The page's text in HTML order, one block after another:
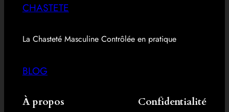
CHASTETE
La Chasteté Masculine Contrôlée en pratique
BLOG
À propos Confidentialité